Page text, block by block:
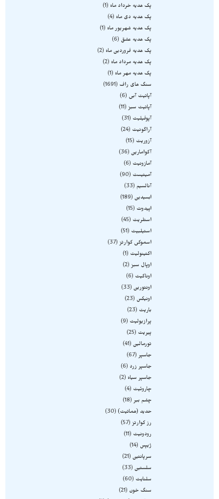
پک هدیه خرداد ماه
1
پک هدیه دی ماه
4
پک هدیه شهریور ماه
1
پک هدیه عشق
6
پک هدیه فروردین ماه
2
پک هدیه مرداد ماه
2
پک هدیه مهر ماه
1
سنگ های راف
1691
آپاتیت آبی
6
آپاتیت سبز 11
آپوفیلیت
31
آراگونیت
24
آزوریت
15
آکوامارین 36
آمازونیت
6
آمیتیست
90
آنالسیم
33
ابسیدین 189
اپیدوت
15
استلریت
45
استیلبیت
51
اسموکی کوارتز 37
اکتینولیت
1
اوپال سبز 2
اوناکیت
6
اونتورین 33
اونیکس
23
باریت
23
پرازیولیت
9
پیریت
25
تورمالین 41
جاسپر 67
جاسپر زرد
6
جاسپر سیاه
2
چاروئیت
4
چشم ببر 18
حدید (هماتیت) 30
رز کوارتز 57
رودونیت
11
ژیپس
14
سرپانتین 21
سلستین 33
سلنایت
60
سنگ خون
21